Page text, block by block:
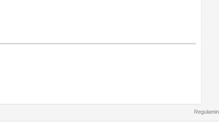
Regulamin